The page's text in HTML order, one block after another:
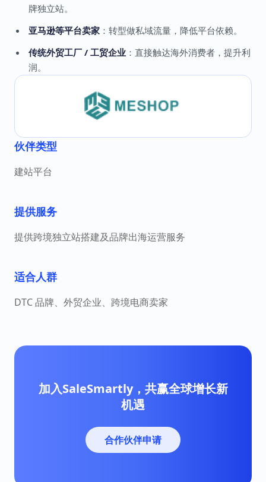
牌独立站。
亚马逊等平台卖家 ：转型做私域流量，降低平台依赖。
传统外贸工厂 / 工贸企业 ：直接触达海外消费者，提升利
润。
伙伴类型
建站平台
提供服务
提供跨境独立站搭建及品牌出海运营服务
适合人群
DTC 品牌、外贸企业、跨境电商卖家
加入SaleSmartly，共赢全球增长新
机遇
合作伙伴申请